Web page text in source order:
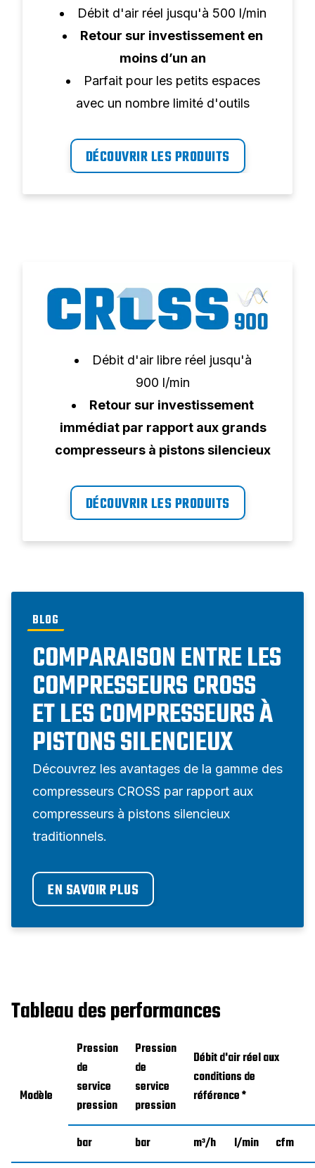
Débit d'air réel jusqu'à 500 l/min
Retour sur investissement en
moins d’un an
Parfait pour les petits espaces
avec un nombre limité d'outils
DÉCOUVRIR LES PRODUITS
Débit d'air libre réel jusqu'à
900 l/min
Retour sur investissement
immédiat par rapport aux grands
compresseurs à pistons silencieux
professionnels et les petits
équipements
DÉCOUVRIR LES PRODUITS
BLOG
COMPARAISON ENTRE LES
COMPRESSEURS CROSS
ET LES COMPRESSEURS À
PISTONS SILENCIEUX
Découvrez les avantages de la gamme des
compresseurs CROSS par rapport aux
compresseurs à pistons silencieux
traditionnels.
EN SAVOIR PLUS
Tableau des performances
Modèle
Pression
de
service
pression
Pression
de
service
pression
Débit d'air réel aux
conditions de
référence *
bar bar m³/h l/min cfm